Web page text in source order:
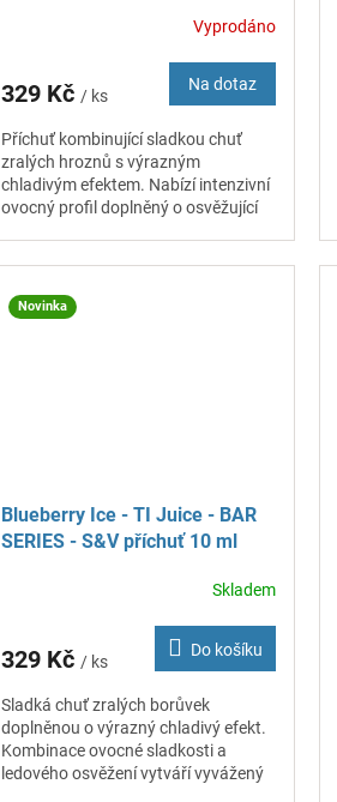
Vyprodáno
329 Kč / ks
Na dotaz
Příchuť kombinující sladkou chuť
zralých hroznů s výrazným
chladivým efektem. Nabízí intenzivní
ovocný profil doplněný o osvěžující
Novinka
Blueberry Ice - TI Juice - BAR
SERIES - S&V příchuť 10 ml
Skladem
329 Kč / ks
Do košíku
Sladká chuť zralých borůvek
doplněnou o výrazný chladivý efekt.
Kombinace ovocné sladkosti a
ledového osvěžení vytváří vyvážený